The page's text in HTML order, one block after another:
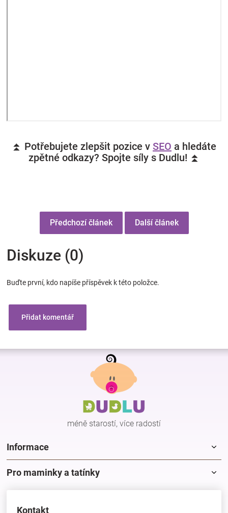
⏫ Potřebujete zlepšit pozice v SEO a hledáte
zpětné odkazy? Spojte síly s Dudlu! ⏫
Předchozí článek Další článek
Diskuze (0)
Buďte první, kdo napíše příspěvek k této položce.
Přidat komentář
Z
méně starostí, více radostí
Informace
Pro maminky a tatínky
Kontakt